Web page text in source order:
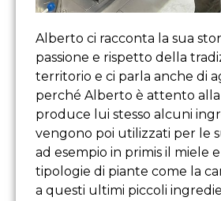
Alberto ci racconta la sua
passione e rispetto della
territorio e ci parla anche di
perché Alberto è attento
produce lui stesso alcuni
vengono poi utilizzati per le
ad esempio in primis il miele
tipologie di piante come la
a questi ultimi piccoli